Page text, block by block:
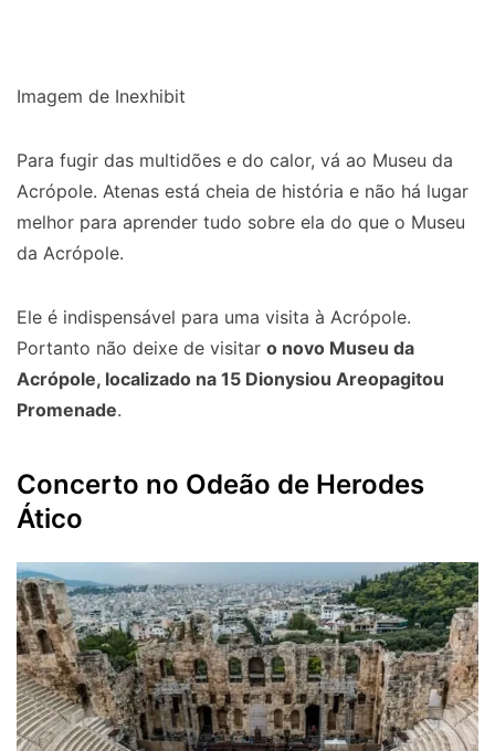
Imagem de Inexhibit
Para fugir das multidões e do calor, vá ao Museu da
Acrópole. Atenas está cheia de história e não há lugar
melhor para aprender tudo sobre ela do que o Museu
da Acrópole.
Ele é indispensável para uma visita à Acrópole.
Portanto não deixe de visitar o novo Museu da
Acrópole, localizado na 15 Dionysiou Areopagitou
Promenade.
Concerto no Odeão de Herodes
Ático